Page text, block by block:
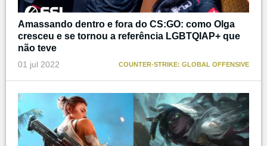
Amassando dentro e fora do CS:GO: como Olga
cresceu e se tornou a referência LGBTQIAP+ que
não teve
01 jul 2022 COUNTER-STRIKE: GLOBAL OFFENSIVE